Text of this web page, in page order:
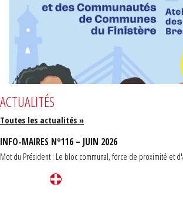
ACTUALITÉS
Toutes les actualités »
INFO-MAIRES N°116 – JUIN 2026
Mot du Président : Le bloc communal, force de proximité et